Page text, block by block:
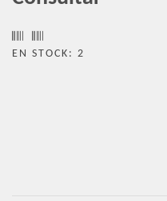
EN STOCK: 2